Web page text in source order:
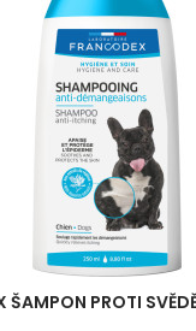
ŠAMPON PROTI